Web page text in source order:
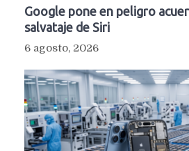
Google pone en peligro
salvataje de Siri
6 agosto, 2026